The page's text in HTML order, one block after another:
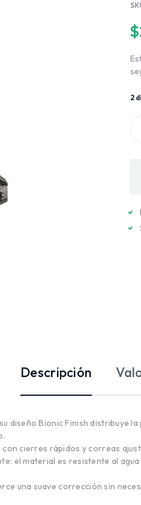
$
2
Descripción
diseño Bionic Finish distribuye
cierres rápidos y correas
el material es resistente al
una suave corrección sin